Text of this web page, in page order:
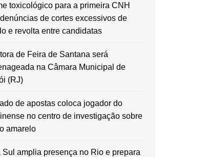
toxicológico para a primeira CNH
de cortes excessivos de
e revolta entre candidatas
de Feira de Santana será
na Câmara Municipal de
(RJ)
de apostas coloca jogador do
no centro de investigação sobre
amarelo
Sul amplia presença no Rio e prepara